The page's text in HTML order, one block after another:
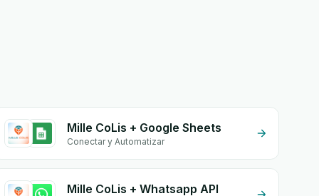
Mille CoLis + Google Sheets
Conectar y Automatizar
Mille CoLis + Whatsapp API